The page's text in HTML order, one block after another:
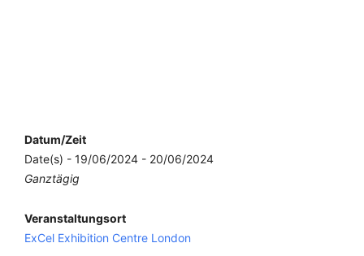
Datum/Zeit
Date(s) - 19/06/2024 - 20/06/2024
Ganztägig
Veranstaltungsort
ExCel Exhibition Centre London